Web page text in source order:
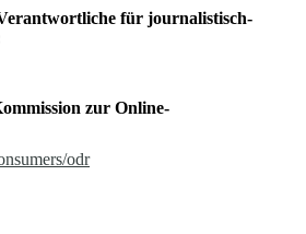
für journalistisch-
zur Online-
odr